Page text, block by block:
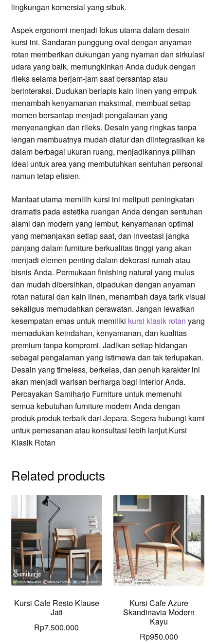
lingkungan komersial yang sibuk.
Aspek ergonomi menjadi fokus utama dalam desain
kursi ini. Sandaran punggung oval dengan anyaman
rotan memberikan dukungan yang nyaman dan sirkulasi
udara yang baik, memungkinkan Anda duduk dengan
rileks selama berjam-jam saat bersantap atau
berinteraksi. Dudukan berlapis kain linen yang empuk
menambah kenyamanan maksimal, membuat setiap
momen bersantap menjadi pengalaman yang
menyenangkan dan rileks. Desain yang ringkas tanpa
lengan membuatnya mudah diatur dan diintegrasikan ke
dalam berbagai ukuran ruang, menjadikannya pilihan
ideal untuk area yang membutuhkan sentuhan personal
namun tetap efisien.
Manfaat utama memilih kursi ini meliputi peningkatan
dramatis pada estetika ruangan Anda dengan sentuhan
alami dan modern yang lembut, kenyamanan optimal
yang memanjakan setiap saat, dan investasi jangka
panjang dalam furniture berkualitas tinggi yang akan
menjadi elemen penting dalam dekorasi rumah atau
bisnis Anda. Permukaan finishing natural yang mulus
dan mudah dibersihkan, dipadukan dengan anyaman
rotan natural dan kain linen, menambah daya tarik visual
sekaligus memudahkan perawatan. Jangan lewatkan
kesempatan emas untuk memiliki kursi klasik rotan yang
memadukan keindahan, kenyamanan, dan kualitas
premium tanpa kompromi. Jadikan setiap hidangan
sebagai pengalaman yang istimewa dan tak terlupakan.
Desain yang timeless, berkelas, dan penuh karakter ini
akan menjadi warisan berharga bagi interior Anda.
Percayakan Samiharjo Furniture untuk memenuhi
semua kebutuhan furniture modern Anda dengan
produk-produk terbaik dari Jepara. Segera hubungi kami
untuk pemesanan atau konsultasi lebih lanjut.Kursi
Klasik Rotan
Related products
Kursi Cafe Resto Klause
Jati
Rp7.500.000
Kursi Cafe Azure
Skandinavia Modern
Kayu
Rp950.000